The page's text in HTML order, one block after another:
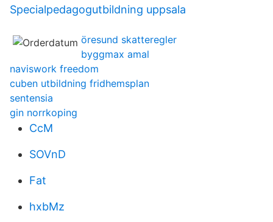
Specialpedagogutbildning uppsala
öresund skatteregler
byggmax amal
naviswork freedom
cuben utbildning fridhemsplan
sentensia
gin norrkoping
CcM
SOVnD
Fat
hxbMz